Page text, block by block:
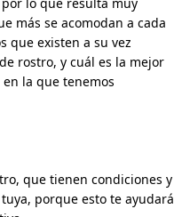
más se acomodan a cada
que existen a su vez
rostro, y cuál es la mejor
la que tenemos
que tienen condiciones y
porque esto te ayudará